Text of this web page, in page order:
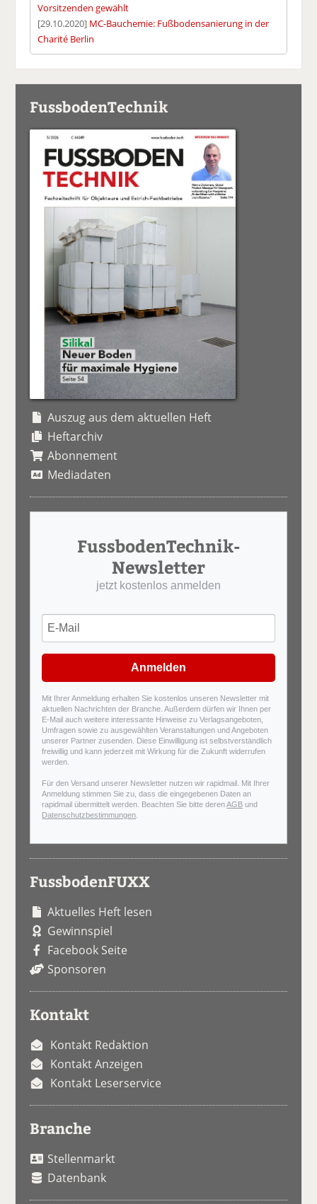
Vorsitzenden gewählt
[29.10.2020] MC-Bauchemie: Fußbodensanierung in der
Charité Berlin
FussbodenTechnik
Auszug aus dem aktuellen Heft
Heftarchiv
Abonnement
Mediadaten
FussbodenTechnik-
Newsletter
jetzt kostenlos anmelden
Anmelden
Mit Ihrer Anmeldung erhalten Sie kostenlos unseren Newsletter mit
aktuellen Nachrichten der Branche. Außerdem dürfen wir Ihnen per
E-Mail auch weitere interessante Hinweise zu Verlagsangeboten,
Umfragen sowie zu ausgewählten Veranstaltungen und Angeboten
unserer Partner zusenden. Diese Einwilligung ist selbstverständlich
freiwillig und kann jederzeit mit Wirkung für die Zukunft widerrufen
werden.
Für den Versand unserer Newsletter nutzen wir rapidmail. Mit Ihrer
Anmeldung stimmen Sie zu, dass die eingegebenen Daten an
rapidmail übermittelt werden. Beachten Sie bitte derenAGB und
Datenschutzbestimmungen
FussbodenFUXX
Aktuelles Heft lesen
Gewinnspiel
Facebook Seite
Sponsoren
Kontakt
Kontakt Redaktion
Kontakt Anzeigen
Kontakt Leserservice
Branche
Stellenmarkt
Datenbank